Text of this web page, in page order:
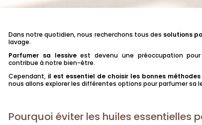
Dans notre quotidien, nous recherchons tous des solutions
lavage.
Parfumer sa lessiveest devenu une préoccupation
contribue à notre bien-être.
Cependant, il est essentiel de choisir les bonnes
nous allons explorer les différentes options pour parfumer sa
Pourquoi éviter les huiles essentielles